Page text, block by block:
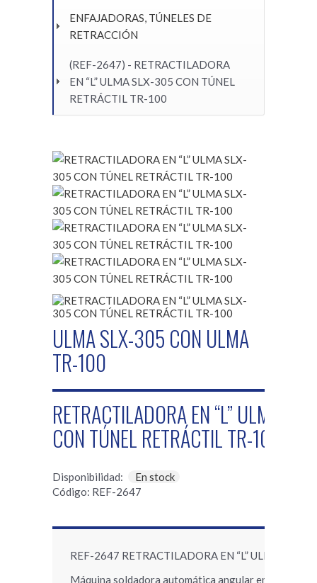
ENFAJADORAS, TÚNELES DE
RETRACCIÓN
(REF-2647) - RETRACTILADORA
EN “L” ULMA SLX-305 CON TÚNEL
RETRÁCTIL TR-100
ULMA SLX-305 CON ULMA
TR-100
RETRACTILADORA EN “L” ULMA
CON TÚNEL RETRÁCTIL TR-100
Disponibilidad:
En stock
Código: REF-2647
REF-2647 RETRACTILADORA EN “L” ULMA SLX-
Máquina soldadora automática angular en “L” con